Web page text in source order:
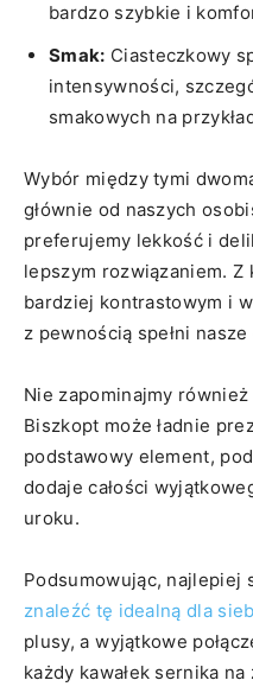
bardzo szybkie i
Smak: ‍Ciasteczkowy
intensywności,
smakowych na
Wybór ‍między tymi
głównie od naszych
preferujemy lekkość‌ i
lepszym rozwiązaniem.
bardziej kontrastowym i
z pewnością spełni
Nie‍ zapominajmy
Biszkopt może ładnie
podstawowy element,
dodaje całości
uroku.
Podsumowując, najlepiej
znaleźć tę idealną dla
plusy,‍ a⁢ wyjątkowe
każdy kawałek sernika